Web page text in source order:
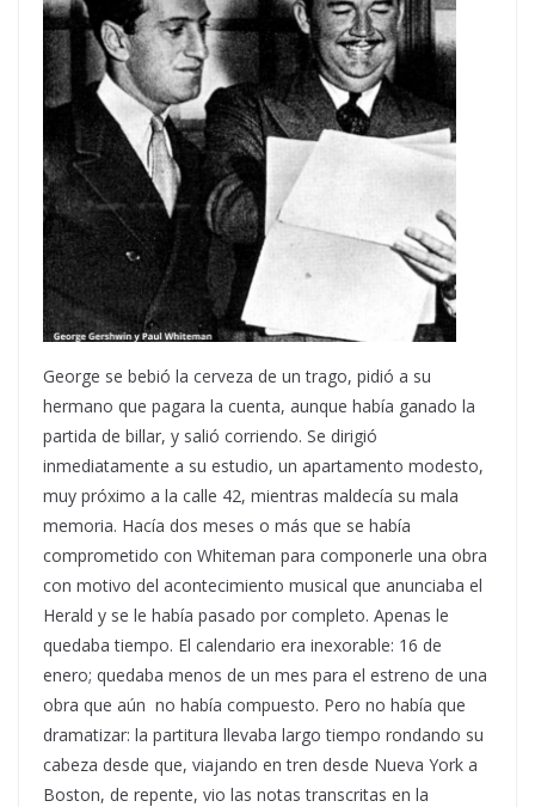
George se bebió la cerveza de un trago, pidió a su
hermano que pagara la cuenta, aunque había ganado la
partida de billar, y salió corriendo. Se dirigió
inmediatamente a su estudio, un apartamento modesto,
muy próximo a la calle 42, mientras maldecía su mala
memoria. Hacía dos meses o más que se había
comprometido con Whiteman para componerle una obra
con motivo del acontecimiento musical que anunciaba el
Herald y se le había pasado por completo. Apenas le
quedaba tiempo. El calendario era inexorable: 16 de
enero; quedaba menos de un mes para el estreno de una
obra que aún no había compuesto. Pero no había que
dramatizar: la partitura llevaba largo tiempo rondando su
cabeza desde que, viajando en tren desde Nueva York a
Boston, de repente, vio las notas transcritas en la